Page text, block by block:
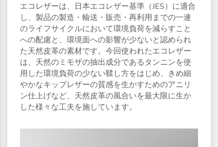
エコレザーは、日本エコレザー基準（JES）に適合
し、製品の製造・輸送・販売・再利用までの一連
のライフサイクルにおいて環境負荷を減らすこと
への配慮と、環境面への影響が少ないと認められ
た天然皮革の素材です。今回使われたエコレザー
は、天然のミモザの抽出成分であるタンニンを使
用した環境負荷の少ない鞣し方をはじめ、きめ細
やかなキップレザーの質感を生かすためのアニリ
ン仕上げなど、天然皮革の風合いを最大限に生か
した様々な工夫を施しています。